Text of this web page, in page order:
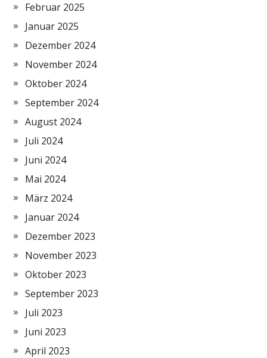
Februar 2025
Januar 2025
Dezember 2024
November 2024
Oktober 2024
September 2024
August 2024
Juli 2024
Juni 2024
Mai 2024
März 2024
Januar 2024
Dezember 2023
November 2023
Oktober 2023
September 2023
Juli 2023
Juni 2023
April 2023